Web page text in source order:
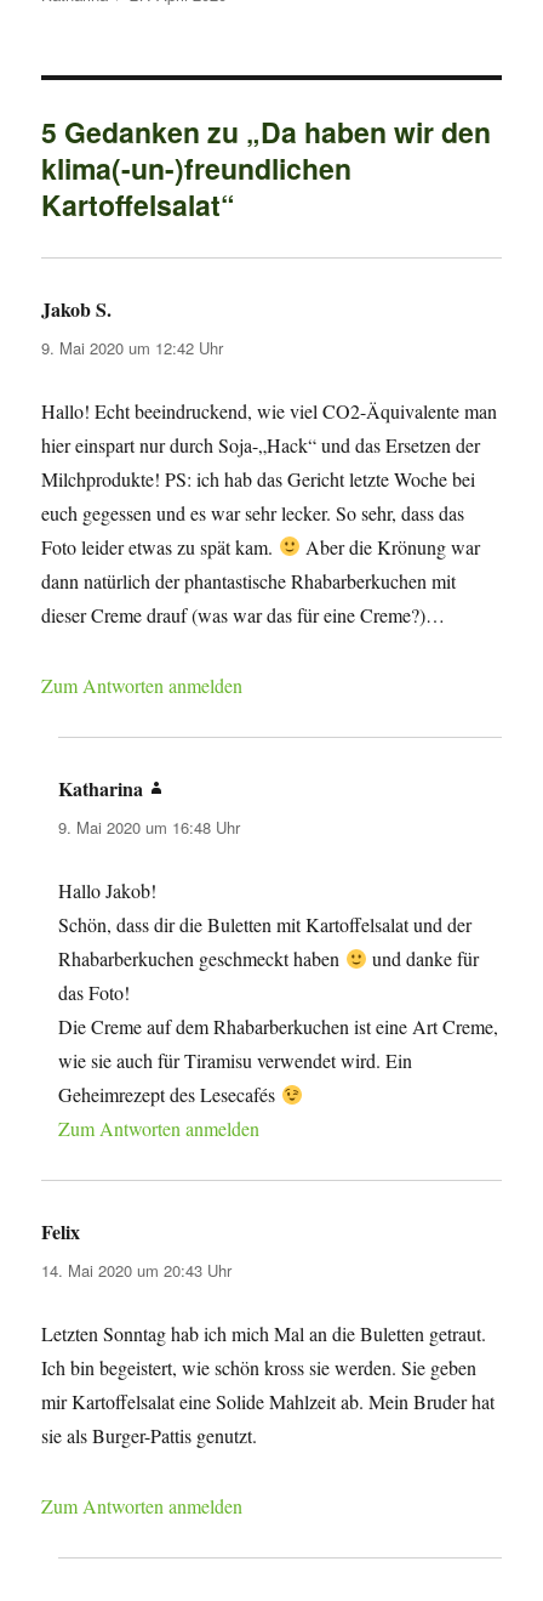
5 Gedanken zu „Da haben wir den
klima(-un-)freundlichen
Kartoffelsalat“
Jakob S.
9. Mai 2020 um 12:42 Uhr
Hallo! Echt beeindruckend, wie viel CO2-Äquivalente man
hier einspart nur durch Soja-„Hack“ und das Ersetzen der
Milchprodukte! PS: ich hab das Gericht letzte Woche bei
euch gegessen und es war sehr lecker. So sehr, dass das
Foto leider etwas zu spät kam.
Aber die Krönung war
dann natürlich der phantastische Rhabarberkuchen mit
dieser Creme drauf (was war das für eine Creme?)…
Zum Antworten anmelden
Katharina
9. Mai 2020 um 16:48 Uhr
Hallo Jakob!
Schön, dass dir die Buletten mit Kartoffelsalat und der
Rhabarberkuchen geschmeckt haben
und danke für
das Foto!
Die Creme auf dem Rhabarberkuchen ist eine Art Creme,
wie sie auch für Tiramisu verwendet wird. Ein
Geheimrezept des Lesecafés
Zum Antworten anmelden
Felix
14. Mai 2020 um 20:43 Uhr
Letzten Sonntag hab ich mich Mal an die Buletten getraut.
Ich bin begeistert, wie schön kross sie werden. Sie geben
mir Kartoffelsalat eine Solide Mahlzeit ab. Mein Bruder hat
sie als Burger-Pattis genutzt.
Zum Antworten anmelden